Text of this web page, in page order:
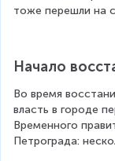
тоже перешли на
Начало
Во время
власть в городе
Временного
Петрограда: